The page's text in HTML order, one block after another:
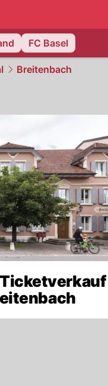
basel.
FC Basel
Breitenbach